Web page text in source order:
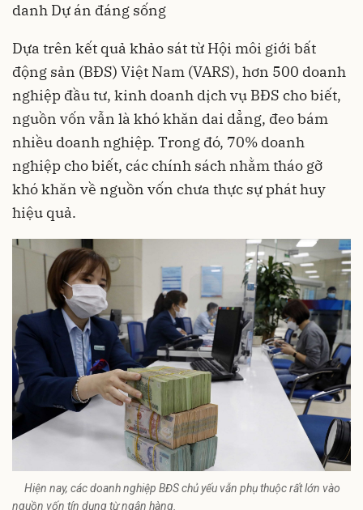
danh Dự án đáng sống
Dựa trên kết quả khảo sát từ Hội môi giới bất
động sản (BĐS) Việt Nam (VARS), hơn 500 doanh
nghiệp đầu tư, kinh doanh dịch vụ BĐS cho biết,
nguồn vốn vẫn là khó khăn dai dẳng, đeo bám
nhiều doanh nghiệp. Trong đó, 70% doanh
nghiệp cho biết, các chính sách nhằm tháo gỡ
khó khăn về nguồn vốn chưa thực sự phát huy
hiệu quả.
Hiện nay, các doanh nghiệp BĐS chủ yếu vẫn phụ thuộc rất lớn vào
nguồn vốn tín dụng từ ngân hàng.